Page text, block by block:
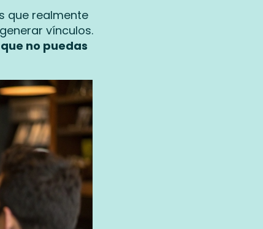
que realmente
vínculos.
no puedas